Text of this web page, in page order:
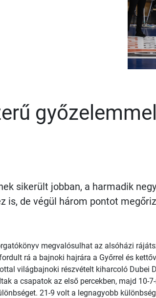
sikerült jobban, a harmadik
is, de végül három pontot
megvalósulhat az alsóházi
rá a bajnoki hajrára a Győrrel és
világbajnoki részvételt kiharcoló Dubei
a csapatok az első percekben, majd 10-
21-9 volt a legnagyobb